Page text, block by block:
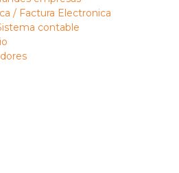
/ Factura Electronica
contable